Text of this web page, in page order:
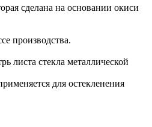
сделана на основании окиси
производства.
листа стекла металлической
для остекленения